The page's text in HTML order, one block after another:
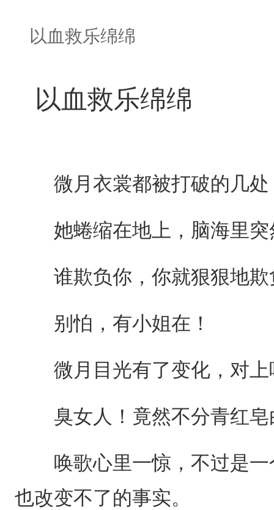
以血救乐绵绵
以血救乐绵绵
微月衣裳都被打破的几处
她蜷缩在地上，脑海里突
谁欺负你，你就狠狠地欺
别怕，有小姐在！
微月目光有了变化，对上
臭女人！竟然不分青红皂
唤歌心里一惊，不过是一
也改变不了的事实。